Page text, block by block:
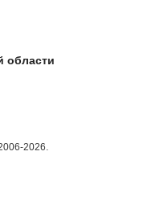
области
2026.